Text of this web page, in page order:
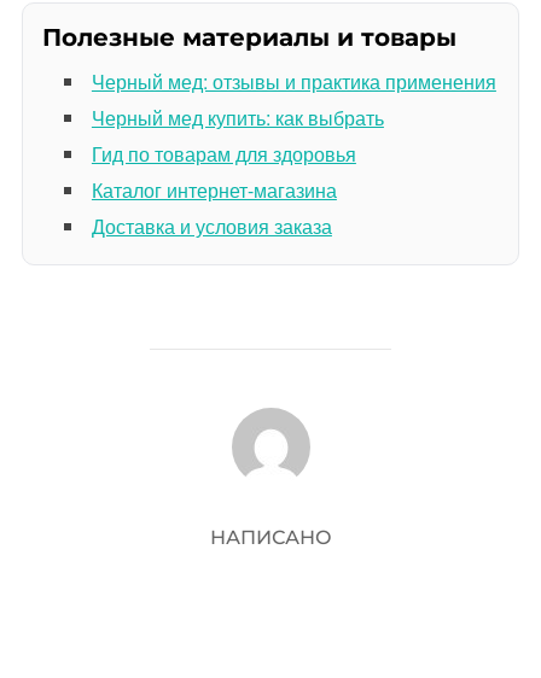
Полезные материалы и товары
Черный мед: отзывы и практика применения
Черный мед купить: как выбрать
Гид по товарам для здоровья
Каталог интернет-магазина
Доставка и условия заказа
АВТОР ЗАПИСИ
НАПИСАНО